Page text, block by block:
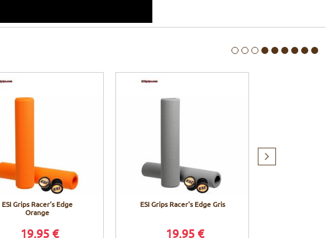
ESI Grips Racer's Edge
Orange
19,95 €
ESI Grips Racer's Edge Gris
19,95 €
suivant